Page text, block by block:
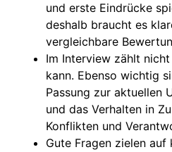
und erste Eindrücke
deshalb braucht es
vergleichbare
Im Interview zählt
kann. Ebenso wichtig
Passung zur aktuellen
und das Verhalten in
Konflikten und
Gute Fragen zielen